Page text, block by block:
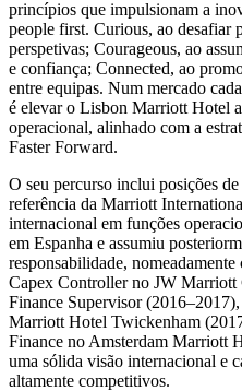
princípios que impulsionam a
people first. Curious, ao desafiar
perspetivas; Courageous, ao
e confiança; Connected, ao
entre equipas. Num mercado
é elevar o Lisbon Marriott Hotel
operacional, alinhado com a
Faster Forward.
O seu percurso inclui posições
referência da Marriott
internacional em funções
em Espanha e assumiu
responsabilidade,
Capex Controller no JW
Finance Supervisor
Marriott Hotel Twickenham
Finance no Amsterdam Marriott
uma sólida visão internacional e
altamente competitivos.